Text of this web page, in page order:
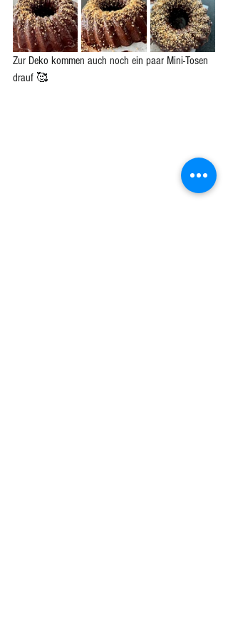
Zur Deko kommen auch noch ein paar Mini-Tosen
drauf 🥰